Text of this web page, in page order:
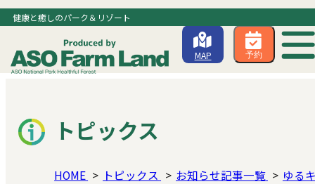
健康と癒しのパーク＆リゾート
MAP 予約
トピックス
HOME トピックス お知らせ記事一覧 ゆる